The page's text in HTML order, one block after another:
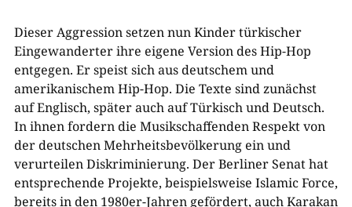
Dieser Aggression setzen nun Kinder türkischer
Eingewanderter ihre eigene Version des Hip-Hop
entgegen. Er speist sich aus deutschem und
amerikanischem Hip-Hop. Die Texte sind zunächst
auf Englisch, später auch auf Türkisch und Deutsch.
In ihnen fordern die Musikschaffenden Respekt von
der deutschen Mehrheitsbevölkerung ein und
verurteilen Diskriminierung. Der Berliner Senat hat
entsprechende Projekte, beispielsweise Islamic Force,
bereits in den 1980er-Jahren gefördert, auch Karakan